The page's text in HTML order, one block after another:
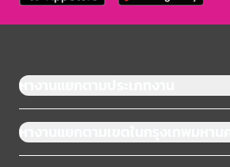
หางานแยกตามประเภทงาน
หางานแยกตามเขตในกรุงเทพมหานคร